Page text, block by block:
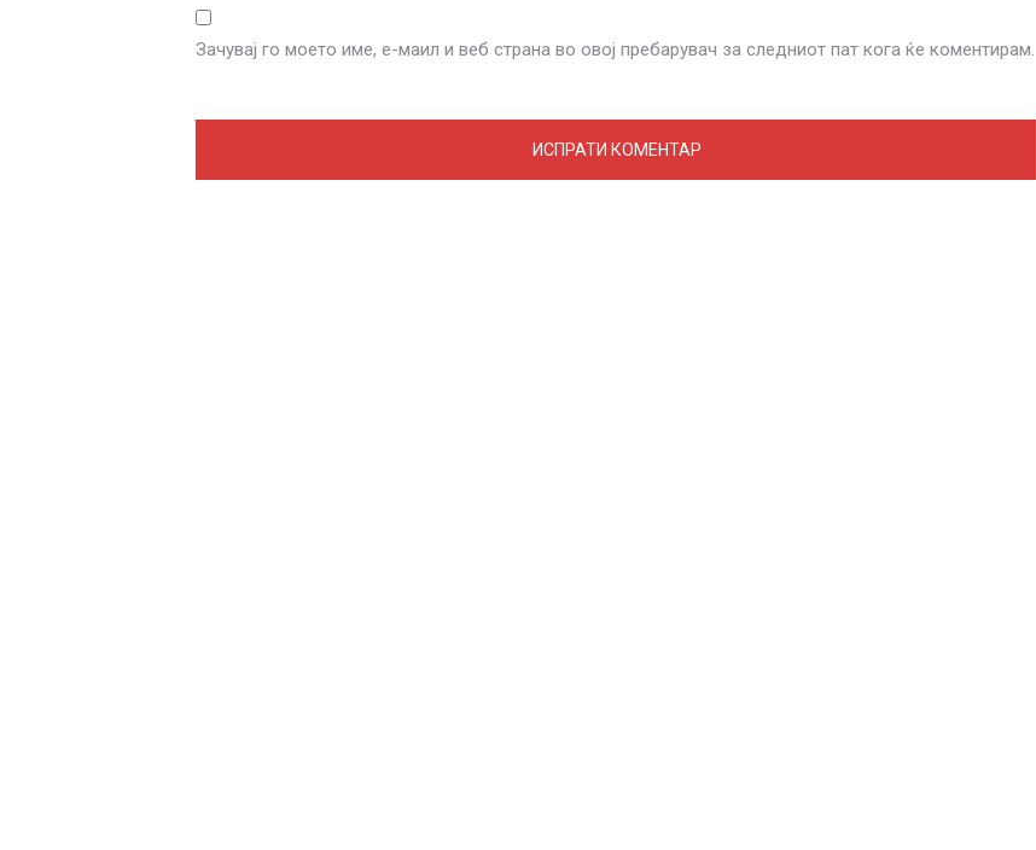
Зачувај го моето име, е-маил и веб страна во овој пребарувач за следниот пат кога ќе коментирам.